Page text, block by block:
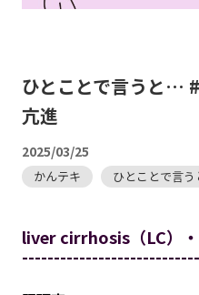
ひとことで言うと…
亢進
2025/03/25
かんテキ ひとことで言
liver cirrhosis（LC）